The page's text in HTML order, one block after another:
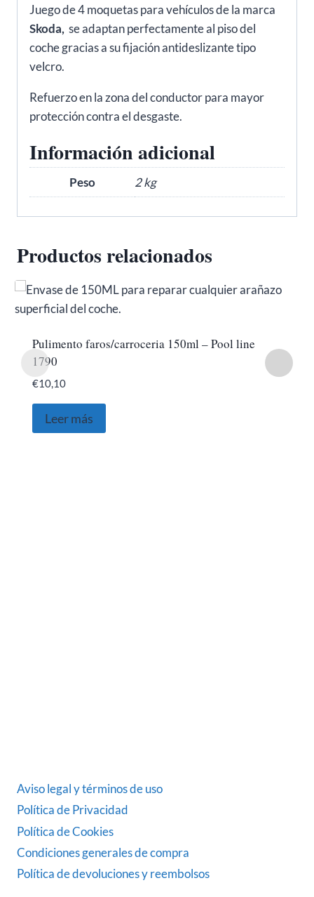
Juego de 4 moquetas para vehículos de la marca
Skoda, se adaptan perfectamente al piso del
coche gracias a su fijación antideslizante tipo
velcro.
Refuerzo en la zona del conductor para mayor
protección contra el desgaste.
Información adicional
Peso 2 kg
Productos relacionados
Pulimento faros/carroceria 150ml – Pool line
1790
€10,10
Leer más
Aviso legal y términos de uso
Política de Privacidad
Política de Cookies
Condiciones generales de compra
Política de devoluciones y reembolsos